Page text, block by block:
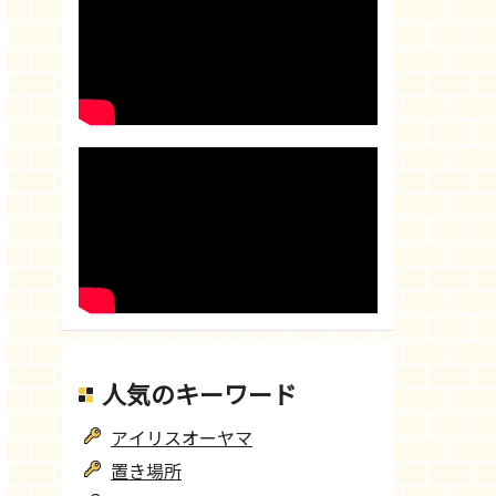
人気のキーワード
アイリスオーヤマ
置き場所